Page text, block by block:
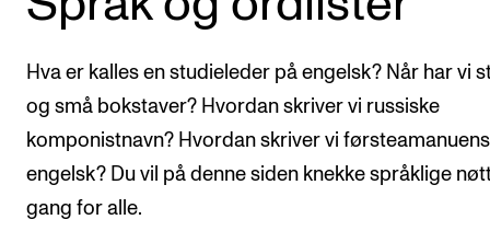
Reiser og utveksling
Kompetanse og velferd
Overordnet i mitt arbeid
Helse, miljø og sikkerhet
Nyansatt på NMH
Refusjon av utlegg
Hva er kalles en studieleder på engelsk? Når har vi
og små bokstaver? Hvordan skriver vi russiske
komponistnavn? Hvordan skriver vi
engelsk? Du vil på denne siden knekke språklige
gang for alle.